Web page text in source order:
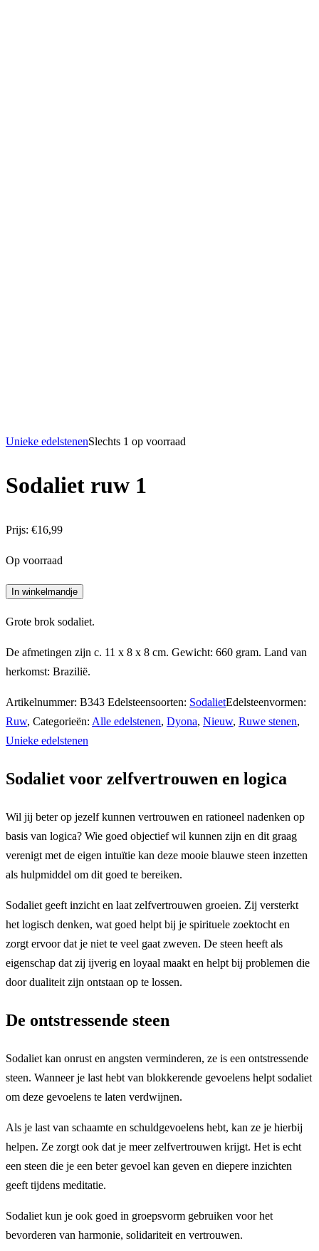
Unieke edelstenenSlechts 1 op voorraad
Sodaliet ruw 1
Prijs: €16,99
Op voorraad
Sodaliet
1
aantal
In winkelmandje
Grote brok sodaliet.
De afmetingen zijn c. 11 x 8 x 8 cm. Gewicht: 660 gram. Land van
herkomst: Brazilië.
Artikelnummer: B343 Edelsteensoorten: SodalietEdelsteenvormen:
Ruw, Categorieën: Alle edelstenen, Dyona, Nieuw, Ruwe stenen,
Unieke edelstenen
Sodaliet voor zelfvertrouwen en logica
Wil jij beter op jezelf kunnen vertrouwen en rationeel nadenken op
basis van logica? Wie goed objectief wil kunnen zijn en dit graag
verenigt met de eigen intuïtie kan deze mooie blauwe steen inzetten
als hulpmiddel om dit goed te bereiken.
Sodaliet geeft inzicht en laat zelfvertrouwen groeien. Zij versterkt
het logisch denken, wat goed helpt bij je spirituele zoektocht en
zorgt ervoor dat je niet te veel gaat zweven. De steen heeft als
eigenschap dat zij ijverig en loyaal maakt en helpt bij problemen die
door dualiteit zijn ontstaan op te lossen.
De ontstressende steen
Sodaliet kan onrust en angsten verminderen, ze is een ontstressende
steen. Wanneer je last hebt van blokkerende gevoelens helpt sodaliet
om deze gevoelens te laten verdwijnen.
Als je last van schaamte en schuldgevoelens hebt, kan ze je hierbij
helpen. Ze zorgt ook dat je meer zelfvertrouwen krijgt. Het is echt
een steen die je een beter gevoel kan geven en diepere inzichten
geeft tijdens meditatie.
Sodaliet kun je ook goed in groepsvorm gebruiken voor het
bevorderen van harmonie, solidariteit en vertrouwen.